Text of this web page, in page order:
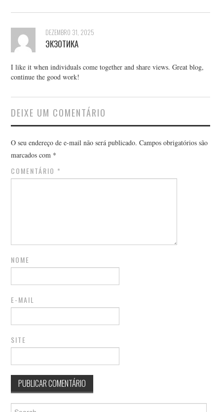
DEZEMBRO 31, 2025
ЭКЗОТИКА
I like it when individuals come together and share views. Great blog,
continue the good work!
DEIXE UM COMENTÁRIO
O seu endereço de e-mail não será publicado. Campos obrigatórios são
marcados com *
COMENTÁRIO *
NOME
E-MAIL
SITE
Search